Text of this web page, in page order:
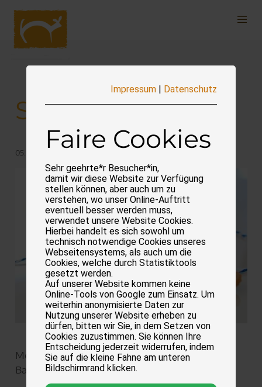
Navigation
überspringen
Spekulatius
05.07.2019
Menge: 28-30 Spekulatius
Backzeit: 10 Minuten
Impressum | Datenschutz
Faire Cookies
Sehr geehrte*r Besucher*in,
damit wir diese Website zur Verfügung
stellen können, aber auch um zu
verstehen, wo unser Online-Auftritt
eventuell besser werden muss,
verwendet unsere Website Cookies.
Hierbei handelt es sich sowohl um
technisch notwendige Cookies unseres
Webseitensystems, als auch um die
Cookies, welche durch Statistiktools
gesetzt werden.
Auf unserer Website kommen keine
Online-Tools von Google zum Einsatz. Um
weiterhin anonymisierte Daten zur
Nutzung unserer Website erheben zu
dürfen, bitten wir Sie, in dem Setzen von
Cookies zuzustimmen. Sie können Ihre
Entscheidung jederzeit widerrufen, indem
Sie auf die kleine Fahne am unteren
Bildschirmrand klicken.